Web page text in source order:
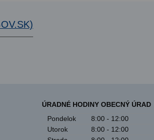
ÚRADNÉ HODINY OBECNÝ ÚRAD
Pondelok
8:00 - 12:00
Utorok
8:00 - 12:00